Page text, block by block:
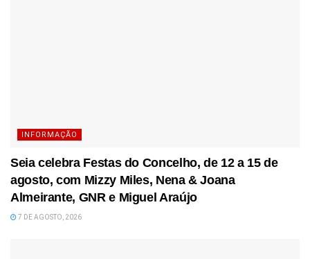
INFORMAÇÃO
Seia celebra Festas do Concelho, de 12 a 15 de
agosto, com Mizzy Miles, Nena & Joana
Almeirante, GNR e Miguel Araújo
7 DE AGOSTO, 2026